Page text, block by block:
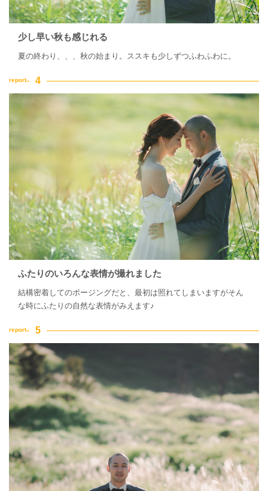
少し早い秋も感じれる
夏の終わり、、、秋の始まり。ススキも少しずつふわふわに。
ふたりのいろんな表情が撮れました
結構密着してのポージングだと、最初は照れてしまいますがそん
な時にふたりの自然な表情がみえます♪